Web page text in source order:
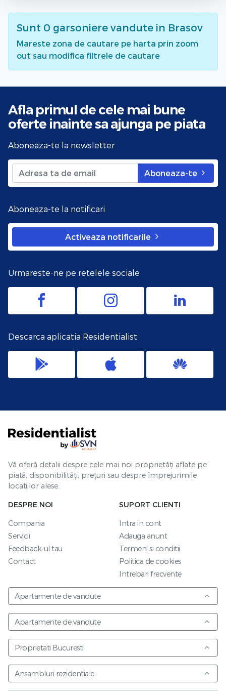
Sunt 0 garsoniere vandute in Brasov
Mareste zona de cautare pe harta prin zoom
out sau modifica filtrele de cautare
Afla primul de cele mai bune
oferte inainte sa ajunga pe piata
Aboneaza-te la newsletter
Aboneaza-te
Aboneaza-te la notificari
Activeaza notificarile
Urmareste-ne pe retelele sociale
Descarca aplicatia Residentialist
Vă oferă detalii despre cele mai noi proprietăți aflate pe
piață, disponibilități, prețuri sau despre împrejurimile
locațiilor alese.
DESPRE NOI
Compania
Servicii
Feedback-ul tau
Contact
SUPORT CLIENTI
Intra in cont
Adauga anunt
Termeni si conditii
Politica de cookies
Intrebari frecvente
Apartamente de vandute
Apartamente de vandute
Proprietati Bucuresti
Ansambluri rezidentiale